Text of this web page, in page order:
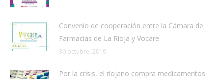
Convenio de cooperación entre la Cámara de
Farmacias de La Rioja y Vocare
30 octubre, 2019
Por la crisis, el riojano compra medicamentos